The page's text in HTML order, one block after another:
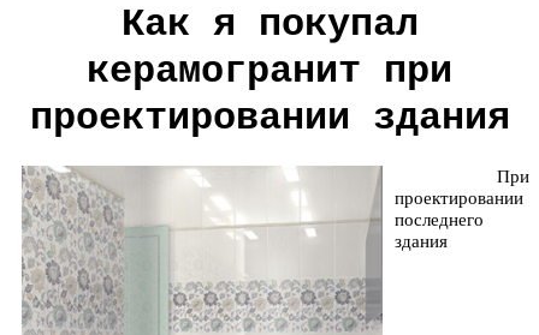
Как я покупал
керамогранит при
проектировании здания
При
проектировании
последнего
здания